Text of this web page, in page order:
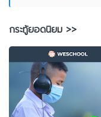
กระทู้ยอดนิยม >>